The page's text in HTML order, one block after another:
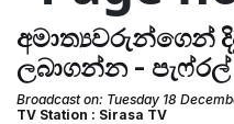
අමාත්‍යවරුන්ගෙන්
ලබාගන්න - පැෆ්රල්
Broadcast on: Tuesday 18
TV Station : Sirasa TV